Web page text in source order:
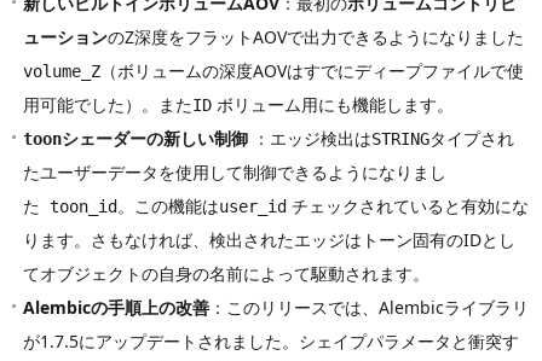
ューションのZ深度をフラットAOVで出力できるようになりました
volume_Z （ボリュームの深度AOVはすでにディープファイルで使
用可能でした）。またID ボリューム用にも機能します。
toonシェーダーの新しい制御 ：エッジ検出はSTRINGタイプされ
たユーザーデータを使用して制御できるようになりまし
た toon_id。この機能はuser_id チェックされていると有効にな
ります。さもなければ、検出されたエッジはトーン固有のIDとし
てオブジェクトの自身の名前によって駆動されます。
Alembicの手順上の改善 ：このリリースでは、Alembicライブラリ
が1.7.5にアップデートされました。シェイプパラメータと衝突す